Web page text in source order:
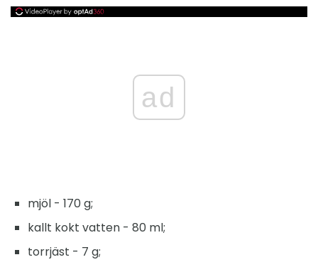
ad
mjöl - 170 g;
kallt kokt vatten - 80 ml;
torrjäst - 7 g;